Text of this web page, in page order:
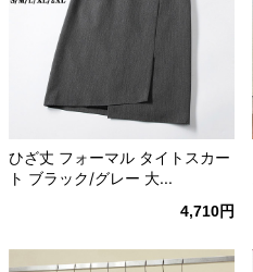
ひざ丈 フォーマル タイトスカー
ト ブラック/グレー 大...
4,710円